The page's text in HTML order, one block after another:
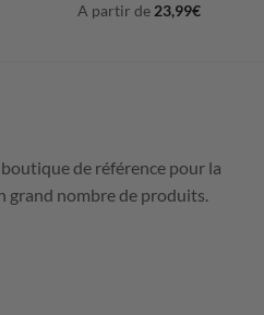
Note4
A partir de 23,99€
de référence pour la
grand nombre de produits.